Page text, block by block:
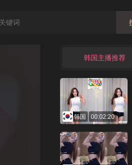
韩国主播推荐
韩国 00:02:20